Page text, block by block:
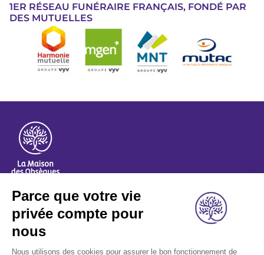
1ER RÉSEAU FUNÉRAIRE FRANÇAIS, FONDÉ PAR
DES MUTUELLES
Image
A propos
Nos métiers